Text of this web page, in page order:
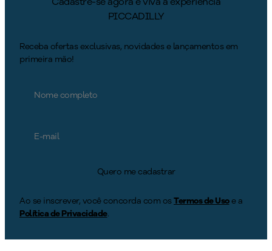
PICCADILLY
Receba ofertas exclusivas, novidades e lançamentos em
primeira mão!
Quero me cadastrar
Ao se inscrever, você concorda com osTermos de Usoe a
Política de Privacidade.